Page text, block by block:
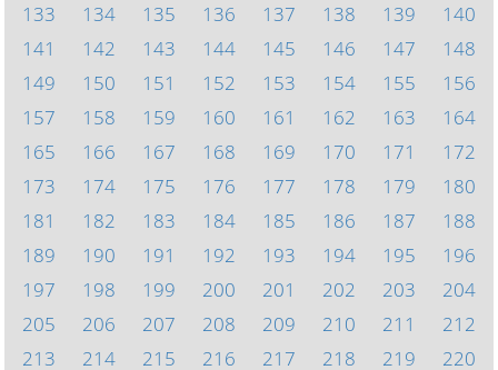
133
134 135 136 137 138 139
140
141
142 143 144 145 146 147
148
149
150 151 152 153 154 155
156
157
158 159 160 161 162 163
164
165
166 167 168 169 170 171
172
173
174 175 176 177 178 179
180
181
182 183 184 185 186 187
188
189
190 191 192 193 194 195
196
197
198 199 200 201 202 203
204
205
206 207 208 209 210 211
212
213
214 215 216 217 218 219
220